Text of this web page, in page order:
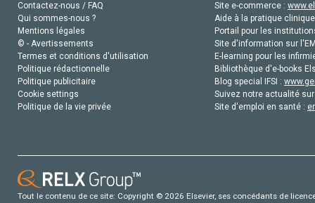
Contactez-nous / FAQ
Qui sommes-nous ?
Mentions légales
© - Avertissements
Termes et conditions d'utilisation
Politique rédactionnelle
Politique publicitaire
Cookie settings
Politique de la vie privée
Site e-commerce :
Aide à la pratique
Portail pour les
Site d'information sur
E-learning pour les
Bibliothèque d'e-books
Blog special IFSI :
Suivez notre actualité
Site d'emploi en santé :
Tout le contenu de ce site: Copyright © 2026 Elsevier, ses concédants de